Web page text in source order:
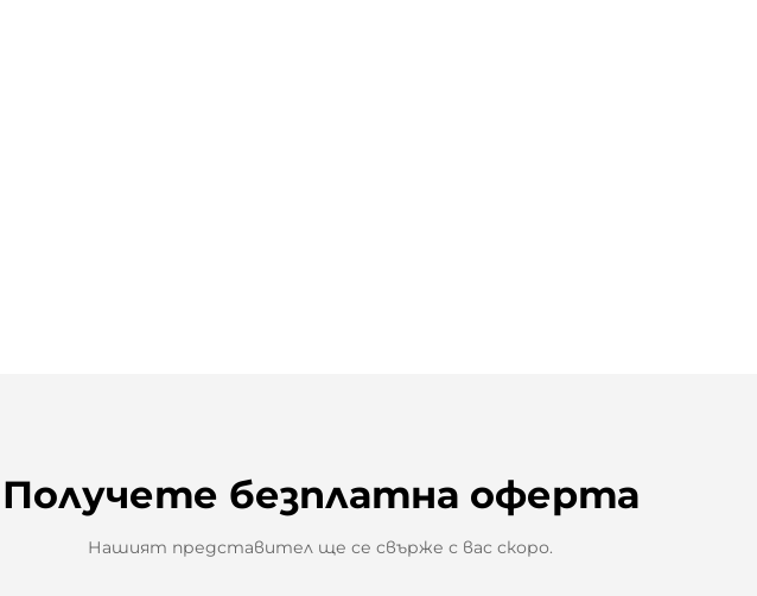
Получете безплатна оферта
Нашият представител ще се свърже с вас скоро.